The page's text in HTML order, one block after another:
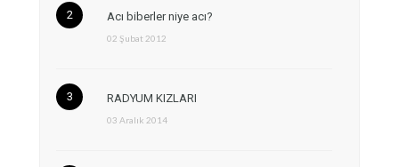
Acı biberler niye acı?
02 Şubat 2012
RADYUM KIZLARI
03 Aralık 2014